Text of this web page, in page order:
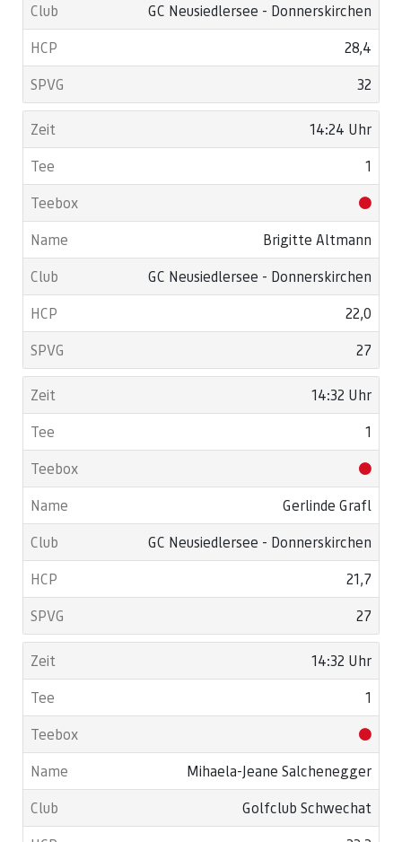
GC Neusiedlersee - Donnerskirchen
28,4
32
14:24 Uhr
1
Brigitte Altmann
GC Neusiedlersee - Donnerskirchen
22,0
27
14:32 Uhr
1
Gerlinde Grafl
GC Neusiedlersee - Donnerskirchen
21,7
27
14:32 Uhr
1
Mihaela-Jeane Salchenegger
Golfclub Schwechat